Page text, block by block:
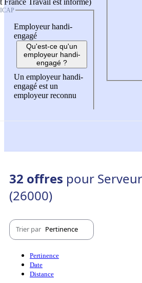
Employeur handi-
engagé
Qu'est-ce qu'un
employeur handi-
engagé ?
Un employeur handi-
engagé est un
employeur reconnu
32 offres pour
(26000)
Trier par Pertinence
Pertinence
Date
Distance